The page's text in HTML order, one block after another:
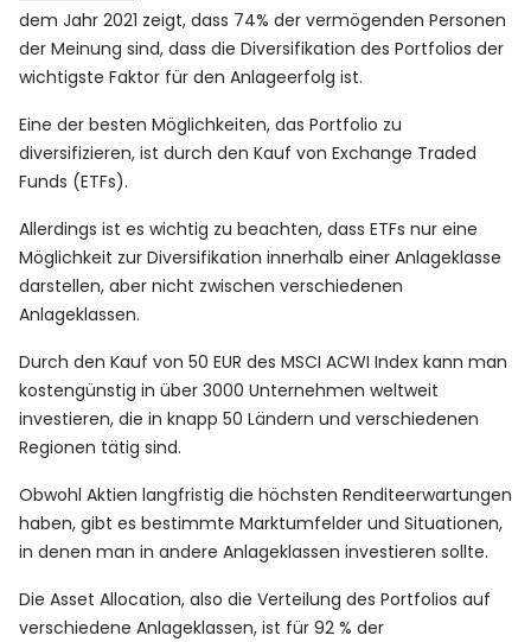
dem Jahr 2021 zeigt, dass 74% der vermögenden Personen
der Meinung sind, dass die Diversifikation des Portfolios der
wichtigste Faktor für den Anlageerfolg ist.
Eine der besten Möglichkeiten, das Portfolio zu
diversifizieren, ist durch den Kauf von Exchange Traded
Funds (ETFs).
Allerdings ist es wichtig zu beachten, dass ETFs nur eine
Möglichkeit zur Diversifikation innerhalb einer Anlageklasse
darstellen, aber nicht zwischen verschiedenen
Anlageklassen.
Durch den Kauf von 50 EUR des MSCI ACWI Index kann man
kostengünstig in über 3000 Unternehmen weltweit
investieren, die in knapp 50 Ländern und verschiedenen
Regionen tätig sind.
Obwohl Aktien langfristig die höchsten Renditeerwartungen
haben, gibt es bestimmte Marktumfelder und Situationen,
in denen man in andere Anlageklassen investieren sollte.
Die Asset Allocation, also die Verteilung des Portfolios auf
verschiedene Anlageklassen, ist für 92 % der